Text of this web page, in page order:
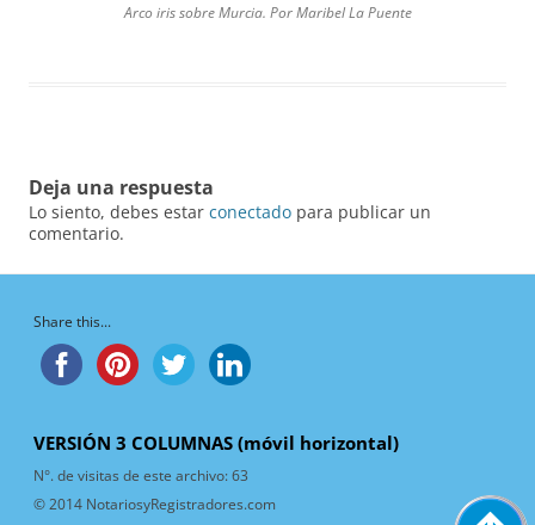
Arco iris sobre Murcia. Por Maribel La Puente
Deja una respuesta
Lo siento, debes estar conectado para publicar un
comentario.
Share this...
VERSIÓN 3 COLUMNAS (móvil horizontal)
N°. de visitas de este archivo:63
© 2014 NotariosyRegistradores.com